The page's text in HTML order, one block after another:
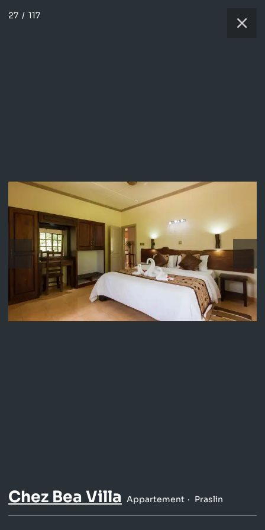
27 / 117
Chez Bea Villa Appartement Praslin